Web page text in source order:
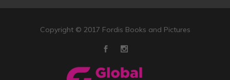
Copyright © 2017 Fordis Books and Pictures